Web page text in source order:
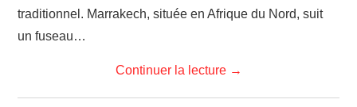
traditionnel. Marrakech, située en Afrique du Nord, suit
un fuseau…
Continuer la lecture →